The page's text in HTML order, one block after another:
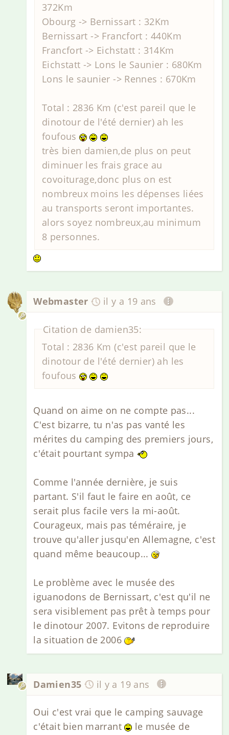
372Km
Obourg -> Bernissart : 32Km
Bernissart -> Francfort : 440Km
Francfort -> Eichstatt : 314Km
Eichstatt -> Lons le Saunier : 680Km
Lons le saunier -> Rennes : 670Km
Total : 2836 Km (c'est pareil que le
dinotour de l'été dernier) ah les
foufous
très bien damien,de plus on peut
diminuer les frais grace au
covoiturage,donc plus on est
nombreux moins les dépenses liées
au transports seront importantes.
alors soyez nombreux,au minimum
8 personnes.
Webmaster il y a 19 ans
Citation de damien35:
Total : 2836 Km (c'est pareil que le
dinotour de l'été dernier) ah les
foufous
Quand on aime on ne compte pas...
C'est bizarre, tu n'as pas vanté les
mérites du camping des premiers jours,
c'était pourtant sympa
Comme l'année dernière, je suis
partant. S'il faut le faire en août, ce
serait plus facile vers la mi-août.
Courageux, mais pas téméraire, je
trouve qu'aller jusqu'en Allemagne, c'est
quand même beaucoup...
Le problème avec le musée des
iguanodons de Bernissart, c'est qu'il ne
sera visiblement pas prêt à temps pour
le dinotour 2007. Evitons de reproduire
la situation de 2006
Damien35 il y a 19 ans
Oui c'est vrai que le camping sauvage
c'était bien marrant
le musée de